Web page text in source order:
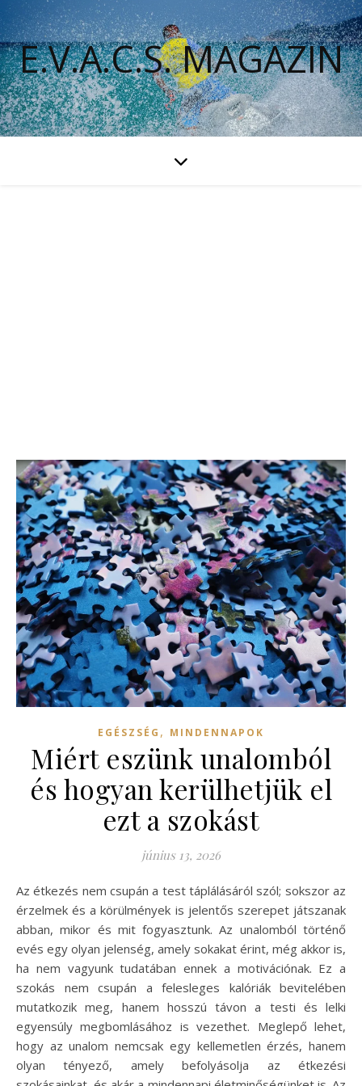
E.V.A.C.S. MAGAZIN
EGÉSZSÉG , MINDENNAPOK
Miért eszünk unalomból
és hogyan kerülhetjük el
ezt a szokást
június 13, 2026
Az étkezés nem csupán a test táplálásáról szól; sokszor az
érzelmek és a körülmények is jelentős szerepet játszanak
abban, mikor és mit fogyasztunk. Az unalomból történő
evés egy olyan jelenség, amely sokakat érint, még akkor is,
ha nem vagyunk tudatában ennek a motivációnak. Ez a
szokás nem csupán a felesleges kalóriák bevitelében
mutatkozik meg, hanem hosszú távon a testi és lelki
egyensúly megbomlásához is vezethet. Meglepő lehet,
hogy az unalom nemcsak egy kellemetlen érzés, hanem
olyan tényező, amely befolyásolja az étkezési